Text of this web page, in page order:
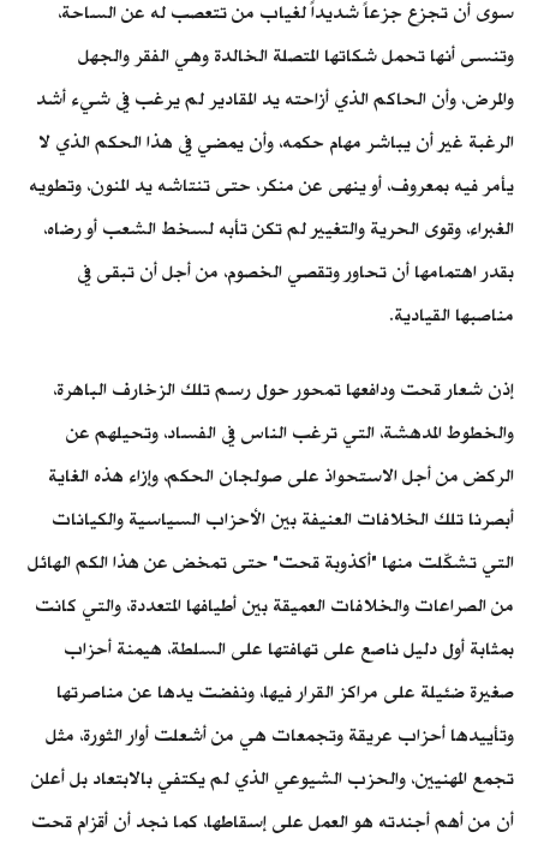
سوى أن تجزع جزعاً شديداً لغياب من تتعصب له عن الساحة،
وتنسى أنها تحمل شكاتها المتصلة الخالدة وهي الفقر والجهل
والمرض، وأن الحاكم الذي أزاحته يد المقادير لم يرغب في شيء أشد
الرغبة غير أن يباشر مهام حكمه، وأن يمضي في هذا الحكم الذي لا
يأمر فيه بمعروف، أو ينهى عن منكر، حتى تنتاشه يد المنون، وتطويه
الغبراء، وقوى الحرية والتغيير لم تكن تأبه لسخط الشعب أو رضاه،
بقدر اهتمامها أن تحاور وتقصي الخصوم، من أجل أن تبقى في
مناصبها القيادية.
إذن شعار قحت ودافعها تمحور حول رسم تلك الزخارف الباهرة،
والخطوط المدهشة، التي ترغب الناس في الفساد، وتحيلهم عن
الركض من أجل الاستحواذ على صولجان الحكم، وإزاء هذه الغاية
أبصرنا تلك الخلافات العنيفة بين الأحزاب السياسية والكيانات
التي تشكّلت منها "أكذوبة قحت" حتى تمخض عن هذا الكم الهائل
من الصراعات والخلافات العميقة بين أطيافها المتعددة، والتي كانت
بمثابة أول دليل ناصع على تهافتها على السلطة، هيمنة أحزاب
صغيرة ضئيلة على مراكز القرار فيها، ونفضت يدها عن مناصرتها
وتأييدها أحزاب عريقة وتجمعات هي من أشعلت أوار الثورة، مثل
تجمع المهنيين، والحزب الشيوعي الذي لم يكتفي بالابتعاد بل أعلن
أن من أهم أجندته هو العمل على إسقاطها، كما نجد أن أقزام قحت